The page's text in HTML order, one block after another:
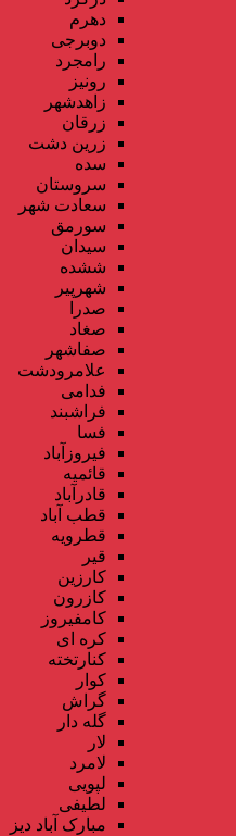
دهرم
دوبرجی
رامجرد
رونیز
زاهدشهر
زرقان
زرین دشت
سده
سروستان
سعادت شهر
سورمق
سیدان
ششده
شهرپیر
صدرا
صغاد
صفاشهر
علامرودشت
فدامی
فراشبند
فسا
فیروزآباد
قائمیه
قادرآباد
قطب آباد
قطرویه
قیر
کارزین
کازرون
کامفیروز
کره ای
کنارتخته
کوار
گراش
گله دار
لار
لامرد
لپویی
لطیفی
مبارک آباد دیز